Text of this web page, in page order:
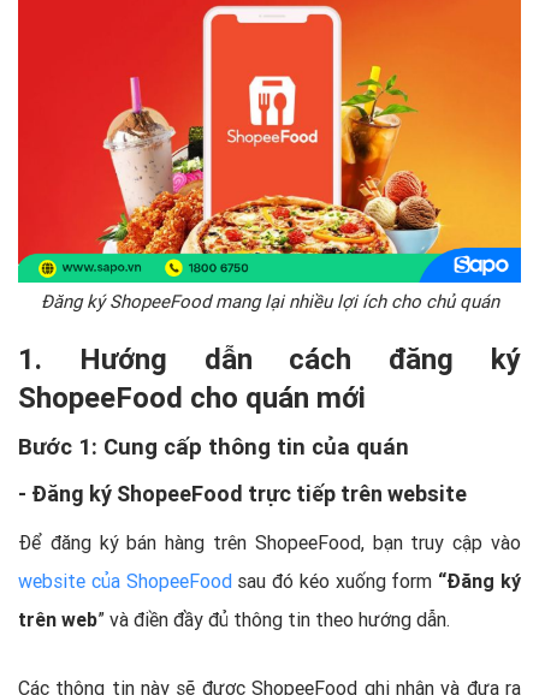
Đăng ký ShopeeFood mang lại nhiều lợi ích cho chủ quán
1. Hướng dẫn cách đăng ký
ShopeeFood cho quán mới
Bước 1: Cung cấp thông tin của quán
- Đăng ký ShopeeFood trực tiếp trên website
Để đăng ký bán hàng trên ShopeeFood, bạn truy cập vào
website của ShopeeFoodsau đó kéo xuống form “Đăng ký
trên web” và điền đầy đủ thông tin theo hướng dẫn.
Các thông tin này sẽ được ShopeeFood ghi nhận và đưa ra